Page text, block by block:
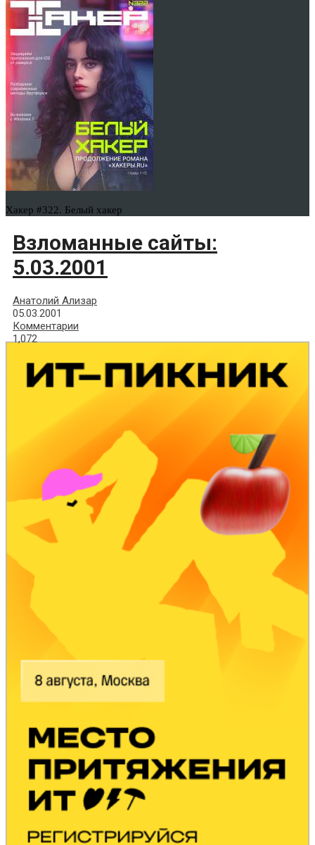
Хакер #322. Белый хакер
Взломанные сайты:
5.03.2001
Анатолий Ализар
05.03.2001
Комментарии
1,072